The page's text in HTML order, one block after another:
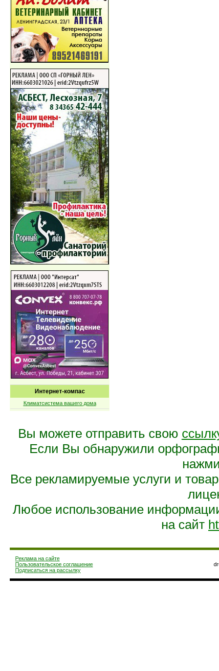
Интернет-компас
Климатсистема вашего дома
Вы можете отправить свою
Если Вы обнаружили
Все рекламируемые услуги и
Любое использование
на сайт
Реклама на сайте
Пользовательское соглашение
Подписаться на рассылку